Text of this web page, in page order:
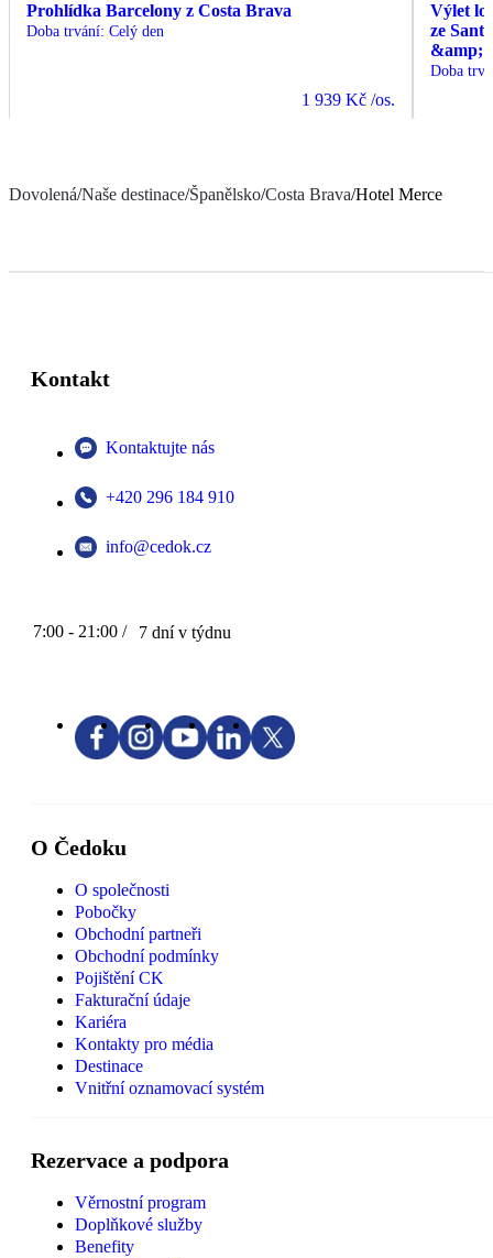
Prohlídka Barcelony z Costa Brava
Doba trvání: Celý den
1 939 Kč /os.
Výlet
ze
&amp;
Doba
Dovolená/Naše destinace/Španělsko/Costa Brava/Hotel Merce
Kontakt
Kontaktujte nás
+420 296 184 910
info@cedok.cz
7:00 - 21:00 / 7 dní v týdnu
O Čedoku
O společnosti
Pobočky
Obchodní partneři
Obchodní podmínky
Pojištění CK
Fakturační údaje
Kariéra
Kontakty pro média
Destinace
Vnitřní oznamovací systém
Rezervace a podpora
Věrnostní program
Doplňkové služby
Benefity